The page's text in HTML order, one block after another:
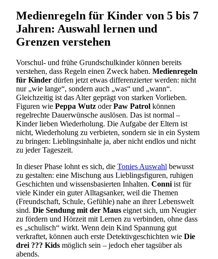
Medienregeln für Kinder von 5 bis 7
Jahren: Auswahl lernen und
Grenzen verstehen
Vorschul- und frühe Grundschulkinder können bereits
verstehen, dass Regeln einen Zweck haben. Medienregeln
für Kinder dürfen jetzt etwas differenzierter werden: nicht
nur „wie lange“, sondern auch „was“ und „wann“.
Gleichzeitig ist das Alter geprägt von starken Vorlieben.
Figuren wie Peppa Wutz oderPaw Patrol können
regelrechte Dauerwünsche auslösen. Das ist normal –
Kinder lieben Wiederholung. Die Aufgabe der Eltern ist
nicht, Wiederholung zu verbieten, sondern sie in ein System
zu bringen: Lieblingsinhalte ja, aber nicht endlos und nicht
zu jeder Tageszeit.
In dieser Phase lohnt es sich, die Tonies Auswahl bewusst
zu gestalten: eine Mischung aus Lieblingsfiguren, ruhigen
Geschichten und wissensbasierten Inhalten. Conni ist für
viele Kinder ein guter Alltagsanker, weil die Themen
(Freundschaft, Schule, Gefühle) nahe an ihrer Lebenswelt
sind. Die Sendung mit der Maus eignet sich, um Neugier
zu fördern und Hörzeit mit Lernen zu verbinden, ohne dass
es „schulisch“ wirkt. Wenn dein Kind Spannung gut
verkraftet, können auch erste Detektivgeschichten wie Die
drei ??? Kids möglich sein – jedoch eher tagsüber als
abends.